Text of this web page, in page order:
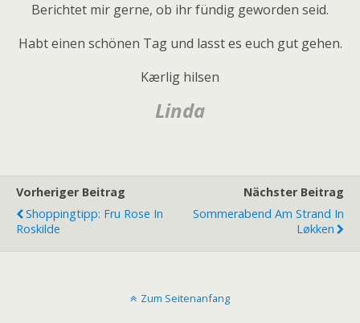
Berichtet mir gerne, ob ihr fündig geworden seid.
Habt einen schönen Tag und lasst es euch gut gehen.
Kærlig hilsen
Linda
Vorheriger Beitrag
Shoppingtipp: Fru Rose In
Roskilde
Nächster Beitrag
Sommerabend Am Strand In
Løkken
Zum Seitenanfang